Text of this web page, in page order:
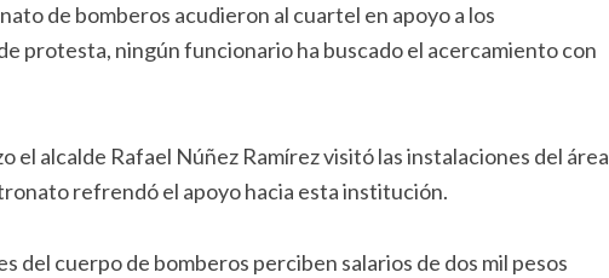
de bomberos acudieron al cuartel en apoyo a los
protesta, ningún funcionario ha buscado el acercamiento con
el alcalde Rafael Núñez Ramírez visitó las instalaciones del área
refrendó el apoyo hacia esta institución.
del cuerpo de bomberos perciben salarios de dos mil pesos